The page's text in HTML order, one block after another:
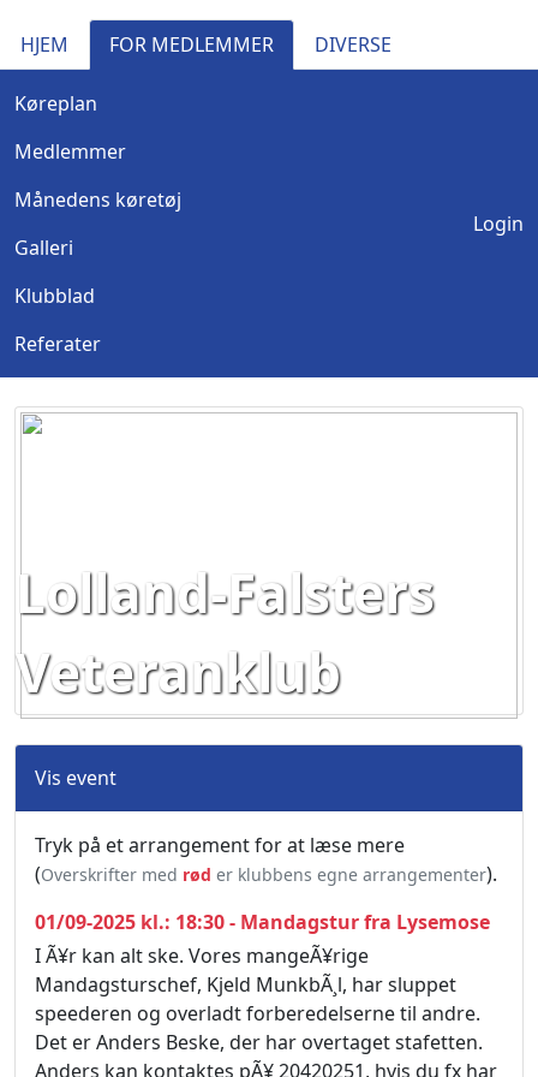
HJEM FOR MEDLEMMER DIVERSE
Køreplan
Medlemmer
Månedens køretøj
Galleri
Klubblad
Referater
Login
Lolland-Falsters
Veteranklub
Vis event
Tryk på et arrangement for at læse mere
(Overskrifter med rød er klubbens egne arrangementer).
01/09-2025 kl.: 18:30 - Mandagstur fra Lysemose
I Ã¥r kan alt ske. Vores mangeÃ¥rige
Mandagsturschef, Kjeld MunkbÃ¸l, har sluppet
speederen og overladt forberedelserne til andre.
Det er Anders Beske, der har overtaget stafetten.
Anders kan kontaktes pÃ¥ 20420251, hvis du fx har